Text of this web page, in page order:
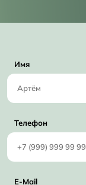
Имя
Телефон
E-Mail